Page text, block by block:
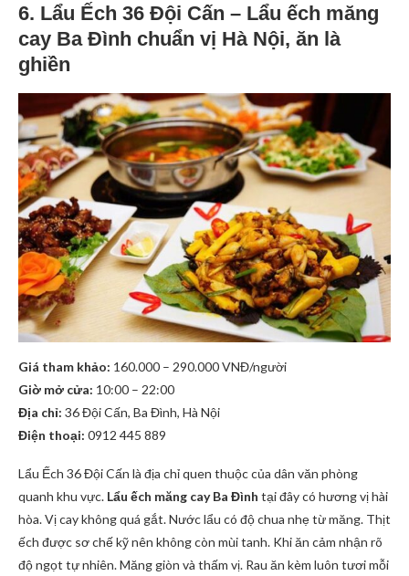
6. Lẩu Ếch 36 Đội Cấn – Lẩu ếch măng
cay Ba Đình chuẩn vị Hà Nội, ăn là
ghiền
Giá tham khảo: 160.000 – 290.000 VNĐ/người
Giờ mở cửa: 10:00 – 22:00
Địa chỉ: 36 Đội Cấn, Ba Đình, Hà Nội
Điện thoại: 0912 445 889
Lẩu Ếch 36 Đội Cấn là địa chỉ quen thuộc của dân văn phòng
quanh khu vực. Lẩu ếch măng cay Ba Đình tại đây có hương vị hài
hòa. Vị cay không quá gắt. Nước lẩu có độ chua nhẹ từ măng. Thịt
ếch được sơ chế kỹ nên không còn mùi tanh. Khi ăn cảm nhận rõ
độ ngọt tự nhiên. Măng giòn và thấm vị. Rau ăn kèm luôn tươi mỗi